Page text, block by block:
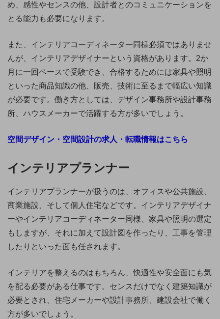
め、感性やセンスの他、設計者とのコミュニケーションを
とる能力も必要になります。
また、インテリアコーディネーター同様必須ではありませ
んが、インテリアデザイナーという資格があります。2か
月に一回ペースで受験でき、合格するためには家具や照明
といった商品知識の他、販売、技術に至るまで幅広い知識
が必要です。働き方としては、デザイン事務所や設計事務
所、ハウスメーカーで活躍する方が多いでしょう。
空間デザイン・空間設計の求人・転職情報はこちら
インテリアプランナー
インテリアプランナーが扱うのは、オフィスや公共施設、
商業施設、そして個人住宅などです。インテリアデザイナ
ーやインテリアコーディネーター同様、家具や照明の選定
もしますが、それに加えて設計図を作ったり、工事を管理
したりといった面も任されます。
インテリアを整えるのはもちろん、快適性や安全面にも気
を配る必要がある仕事です。センスだけでなく建築知識が
必要とされ、住宅メーカーや設計事務所、建設会社で働く
方が多いでしょう。